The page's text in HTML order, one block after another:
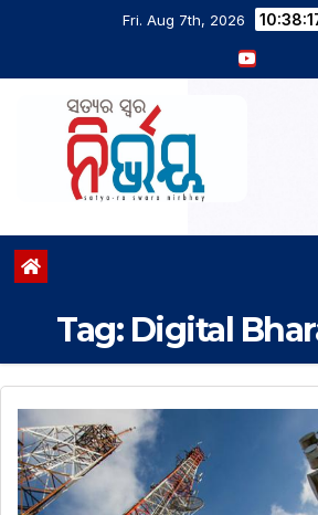
Fri. Aug 7th, 2026
Tag: Digital